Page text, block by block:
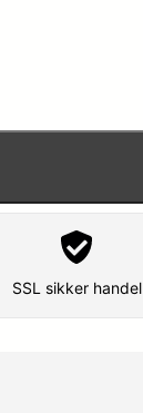
SSL sikker handel